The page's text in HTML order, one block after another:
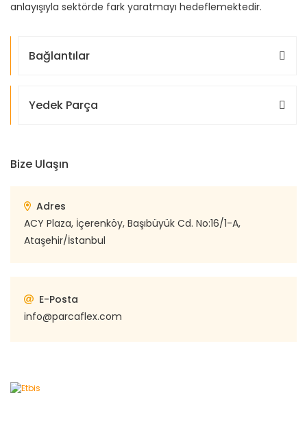
anlayışıyla sektörde fark yaratmayı hedeflemektedir.
Bağlantılar
Yedek Parça
Bize Ulaşın
Adres
ACY Plaza, İçerenköy, Başıbüyük Cd. No:16/1-A,
Ataşehir/İstanbul
E-Posta
info@parcaflex.com